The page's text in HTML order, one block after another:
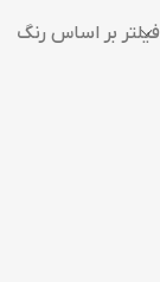
فیلتر بر اساس رنگ